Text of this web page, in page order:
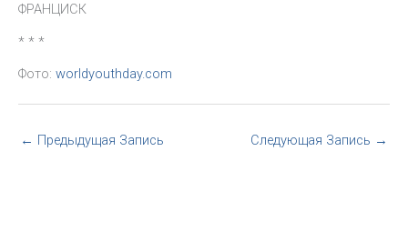
ФРАНЦИСК
* * *
Фото: worldyouthday.com
← Предыдущая Запись Следующая Запись →